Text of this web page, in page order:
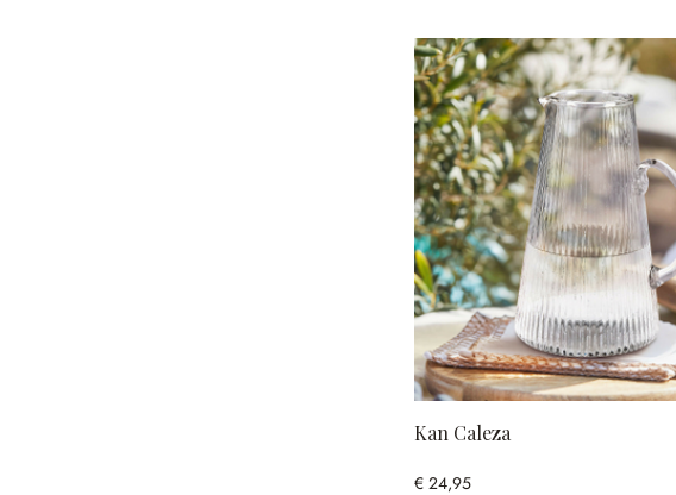
Kan Caleza
€ 24,95